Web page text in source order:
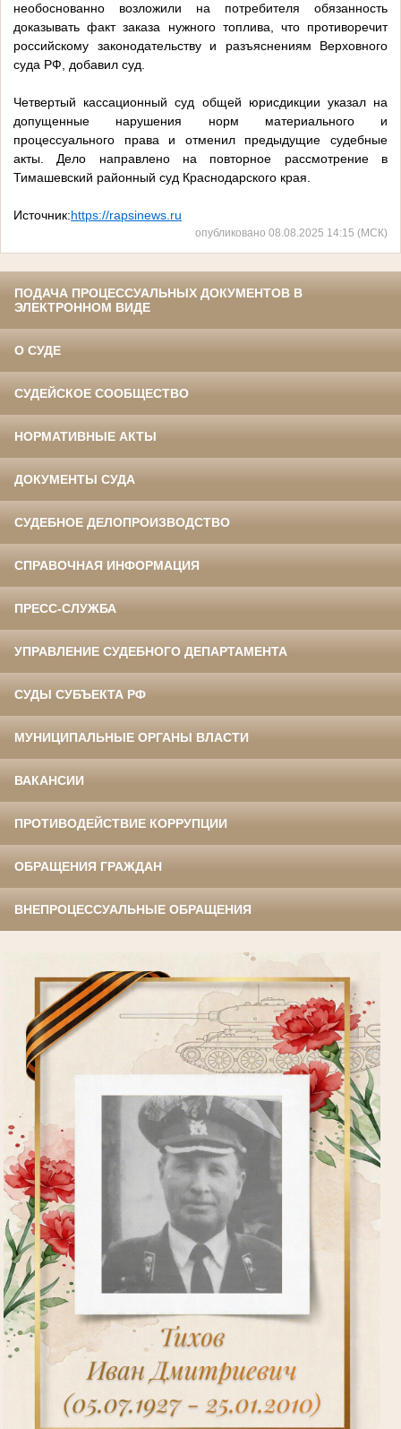
необоснованно возложили на потребителя обязанность
доказывать факт заказа нужного топлива, что противоречит
российскому законодательству и разъяснениям Верховного
суда РФ, добавил суд.
Четвертый кассационный суд общей юрисдикции указал на
допущенные нарушения норм материального и
процессуального права и отменил предыдущие судебные
акты. Дело направлено на повторное рассмотрение в
Тимашевский районный суд Краснодарского края.
Источник:https://rapsinews.ru
опубликовано 08.08.2025 14:15 (МСК)
ПОДАЧА ПРОЦЕССУАЛЬНЫХ ДОКУМЕНТОВ В
ЭЛЕКТРОННОМ ВИДЕ
О СУДЕ
СУДЕЙСКОЕ СООБЩЕСТВО
НОРМАТИВНЫЕ АКТЫ
ДОКУМЕНТЫ СУДА
СУДЕБНОЕ ДЕЛОПРОИЗВОДСТВО
СПРАВОЧНАЯ ИНФОРМАЦИЯ
ПРЕСС-СЛУЖБА
УПРАВЛЕНИЕ СУДЕБНОГО ДЕПАРТАМЕНТА
СУДЫ СУБЪЕКТА РФ
МУНИЦИПАЛЬНЫЕ ОРГАНЫ ВЛАСТИ
ВАКАНСИИ
ПРОТИВОДЕЙСТВИЕ КОРРУПЦИИ
ОБРАЩЕНИЯ ГРАЖДАН
ВНЕПРОЦЕССУАЛЬНЫЕ ОБРАЩЕНИЯ